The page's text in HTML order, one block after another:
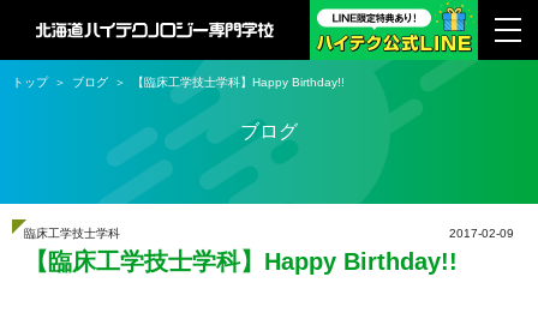
ブログ
トップ ブログ 【臨床工学技士学科】Happy Birthday!!
2017-02-09
臨床工学技士学科
【臨床工学技士学科】Happy Birthday!!